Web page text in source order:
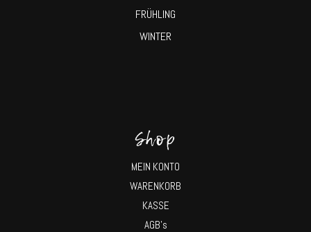
FRÜHLING
WINTER
Shop
MEIN KONTO
WARENKORB
KASSE
AGB’s